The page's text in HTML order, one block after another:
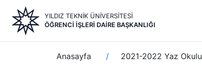
içeriğe
YILDIZ TEKNİK ÜNİVERSİTESİ
ÖĞRENCI İŞLERI DAIRE BAŞKANLIĞI
Sayfa
Anasayfa 2021-2022 Yaz Okulu